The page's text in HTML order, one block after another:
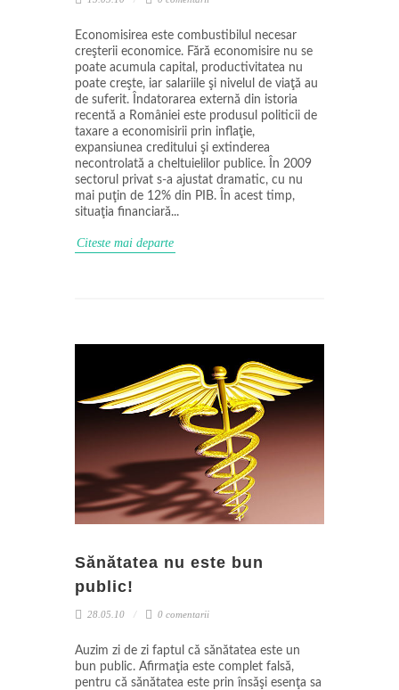
Economisirea este combustibilul necesar
creşterii economice. Fără economisire nu se
poate acumula capital, productivitatea nu
poate creşte, iar salariile şi nivelul de viaţă au
de suferit. Îndatorarea externă din istoria
recentă a României este produsul politicii de
taxare a economisirii prin inflaţie,
expansiunea creditului şi extinderea
necontrolată a cheltuielilor publice. În 2009
sectorul privat s-a ajustat dramatic, cu nu
mai puţin de 12% din PIB. În acest timp,
situaţia financiară...
Citeste mai departe
Sănătatea nu este bun
public!
28.05.10 0 comentarii
Auzim zi de zi faptul că sănătatea este un
bun public. Afirmaţia este complet falsă,
pentru că sănătatea este prin însăşi esenţa sa